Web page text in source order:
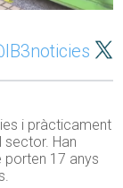
i pràcticament
sector. Han
porten 17 anys